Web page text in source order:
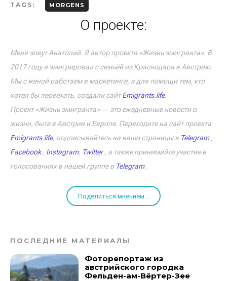
TAGS: MORGENS
О проекте:
Меня зовут Анатолий. Я автор проекта «Жизнь эмигранта». В
2017 году я эмигрировал с семьёй из Краснодара в Австрию.
Мы с женой работаем в маркетинге, а для помощи тем, кто
хотел бы переехать, создали сайтEmigrants.life.
Проект «Жизнь эмигранта» ― это ежедневные новости о
жизни, быте в Австрии и Европе. Переходите на сайт проекта
Emigrants.life, подписывайтесь на наши страницы в Telegram,
Facebook, Instagram, Twitter, а также принимайте участие в
голосованиях в нашей группе в Telegram.
Поделиться мнением...
ПОСЛЕДНИЕ МАТЕРИАЛЫ
Фоторепортаж из
австрийского городка
Фельден-ам-Вёртер-Зее